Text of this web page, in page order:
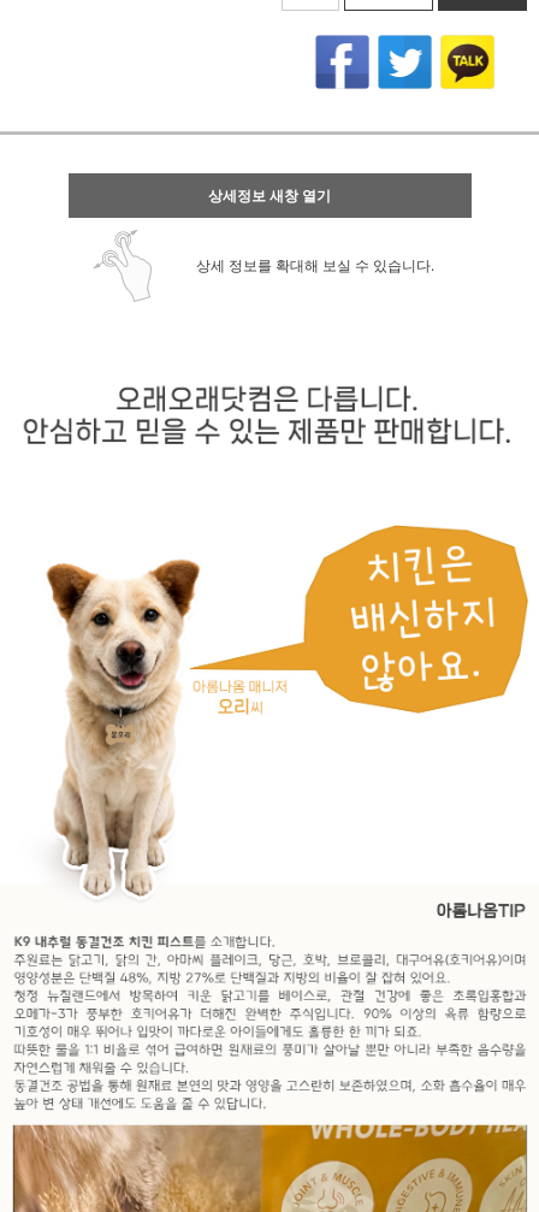
상세정보 새창 열기
상세 정보를 확대해 보실 수 있습니다.